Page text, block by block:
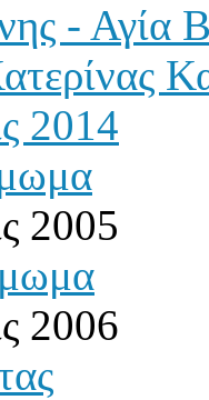
- Αγία
2014
2005
2006